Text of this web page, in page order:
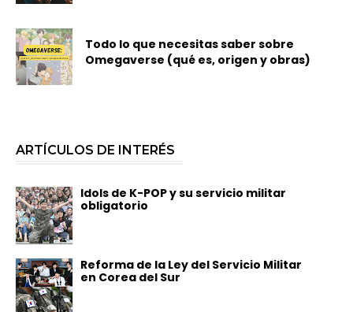
Todo lo que necesitas saber sobre
Omegaverse (qué es, origen y obras)
ARTÍCULOS DE INTERÉS
Idols de K-POP y su servicio militar
obligatorio
Reforma de la Ley del Servicio Militar
en Corea del Sur